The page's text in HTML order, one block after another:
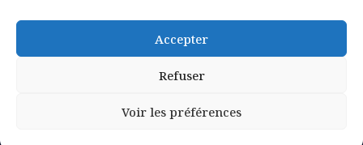
Accepter
Refuser
Voir les préférences